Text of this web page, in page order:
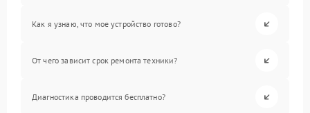
Как я узнаю, что мое устройство готово?
От чего зависит срок ремонта техники?
Диагностика проводится бесплатно?